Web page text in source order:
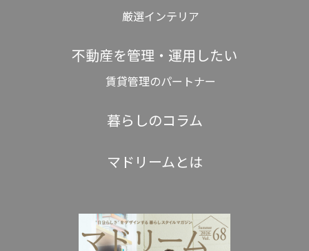
厳選インテリア
不動産を管理・運用したい
賃貸管理のパートナー
暮らしのコラム
マドリームとは